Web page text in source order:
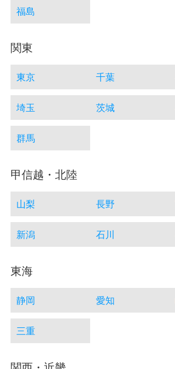
福島
関東
東京 千葉
埼玉 茨城
群馬
甲信越・北陸
山梨 長野
新潟 石川
東海
静岡 愛知
三重